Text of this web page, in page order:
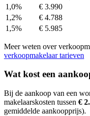
1,0%
€ 3.990
1,2%
€ 4.788
1,5%
€ 5.985
Meer weten over
verkoopmakelaar tarieven
Wat kost een
Bij de aankoop van een
makelaarskosten tussen €
gemiddelde aankoopprijs).